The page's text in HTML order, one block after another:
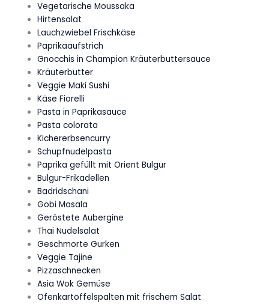
Vegetarische Moussaka
Hirtensalat
Lauchzwiebel Frischkäse
Paprikaaufstrich
Gnocchis in Champion Kräuterbuttersauce
Kräuterbutter
Veggie Maki Sushi
Käse Fiorelli
Pasta in Paprikasauce
Pasta colorata
Kichererbsencurry
Schupfnudelpasta
Paprika gefüllt mit Orient Bulgur
Bulgur-Frikadellen
Badridschani
Gobi Masala
Geröstete Aubergine
Thai Nudelsalat
Geschmorte Gurken
Veggie Tajine
Pizzaschnecken
Asia Wok Gemüse
Ofenkartoffelspalten mit frischem Salat